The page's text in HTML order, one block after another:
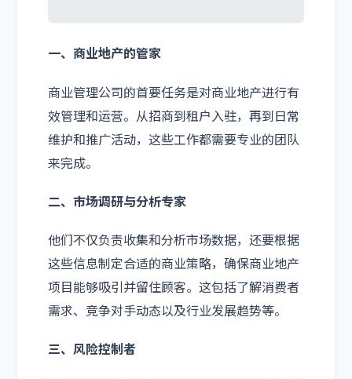
一、商业地产的管家
商业管理公司的首要任务是对商业地产进行有
效管理和运营。从招商到租户入驻，再到日常
维护和推广活动，这些工作都需要专业的团队
来完成。
二、市场调研与分析专家
他们不仅负责收集和分析市场数据，还要根据
这些信息制定合适的商业策略，确保商业地产
项目能够吸引并留住顾客。这包括了解消费者
需求、竞争对手动态以及行业发展趋势等。
三、风险控制者